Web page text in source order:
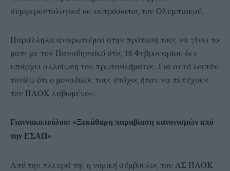
συμφεροντολογικά ως εκπρόσωπος του Ολυμπιακού.
Παράλληλα αναρωτιέμαι στην πρόταση τους να γίνει το
ματς με τον Παναθηναϊκό στις 16 Φεβρουαρίου δεν
υπάρχει αλλοίωση του πρωταθλήματος. Για αυτό λοιπόν
τονίζω ότι ο μοναδικός τους στόχος ήταν να πετύχουν
τον ΠΑΟΚ λαβωμένο».
Γιαννακοπούλου: «Ξεκάθαρη παραβίαση κανονισμών από
την ΕΣΑΠ»
Από την πλευρά της η νομική σύμβουλος του ΑΣ ΠΑΟΚ